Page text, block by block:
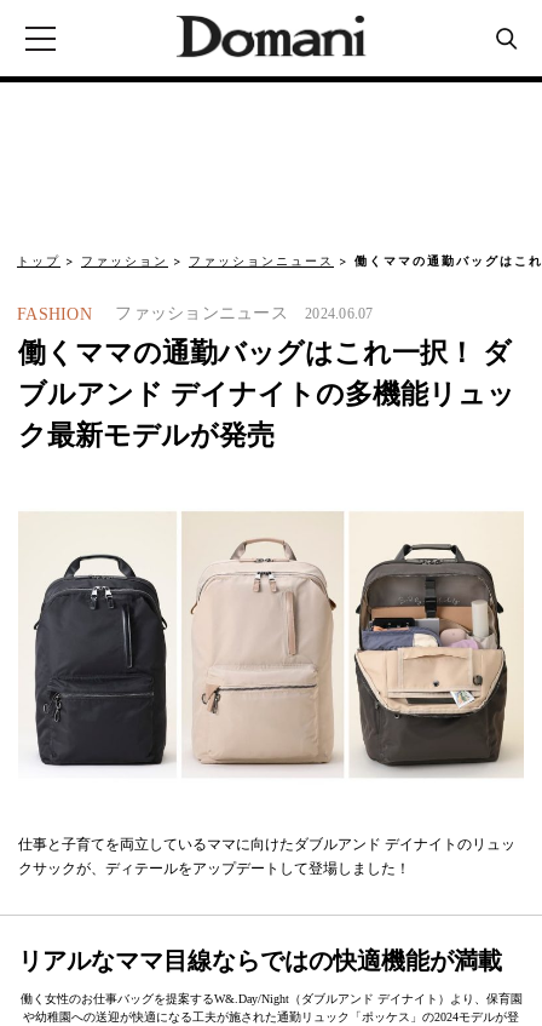
トップ ファッション ファッションニュース 働くママの通勤バッグはこ
FASHION ファッションニュース 2024.06.07
働くママの通勤バッグはこれ一択！ ダ
ブルアンド デイナイトの多機能リュッ
ク最新モデルが発売
仕事と子育てを両立しているママに向けたダブルアンド デイナイトのリュッ
クサックが、ディテールをアップデートして登場しました！
リアルなママ目線ならではの快適機能が満載
働く女性のお仕事バッグを提案するW&.Day/Night（ダブルアンド デイナイト）より、保育園
や幼稚園への送迎が快適になる工夫が施された通勤リュック「ポッケス」の2024モデルが登